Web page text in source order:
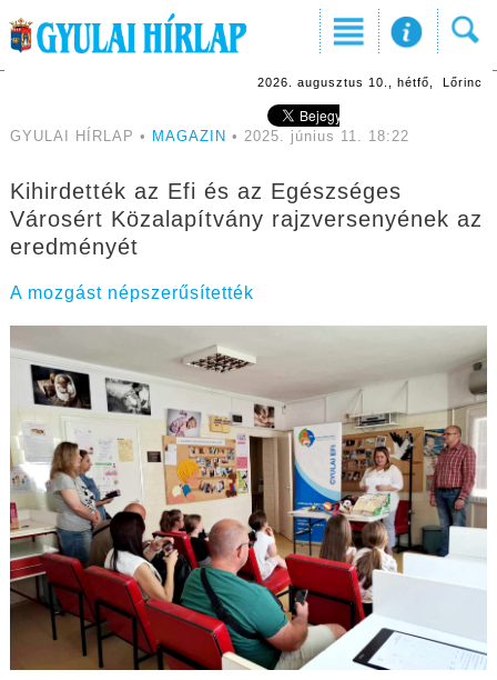
2026. augusztus 10., hétfő, Lőrinc
GYULAI HÍRLAP • MAGAZIN • 2025. június 11. 18:22
Kihirdették az Efi és az Egészséges
Városért Közalapítvány rajzversenyének az
eredményét
A mozgást népszerűsítették